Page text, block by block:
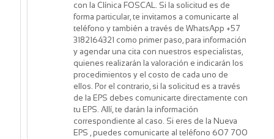
con la Clínica FOSCAL. Si la solicitud es de
forma particular, te invitamos a comunicarte al
teléfono y también a través de WhatsApp +57
3182164321 como primer paso, para información
y agendar una cita con nuestros especialistas,
quienes realizarán la valoración e indicarán los
procedimientos y el costo de cada uno de
ellos. Por el contrario, si la solicitud es a través
de la EPS debes comunicarte directamente con
tu EPS. Allí, te darán la información
correspondiente al caso. Si eres de la Nueva
EPS , puedes comunicarte al teléfono 607 700